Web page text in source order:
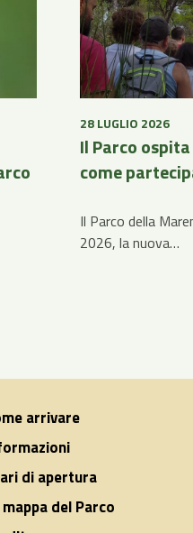
28 LUGLIO 2026
Il Parco
come
Il Parco della
2026, la nuova…
arrivare
di apertura
mappa del Parco